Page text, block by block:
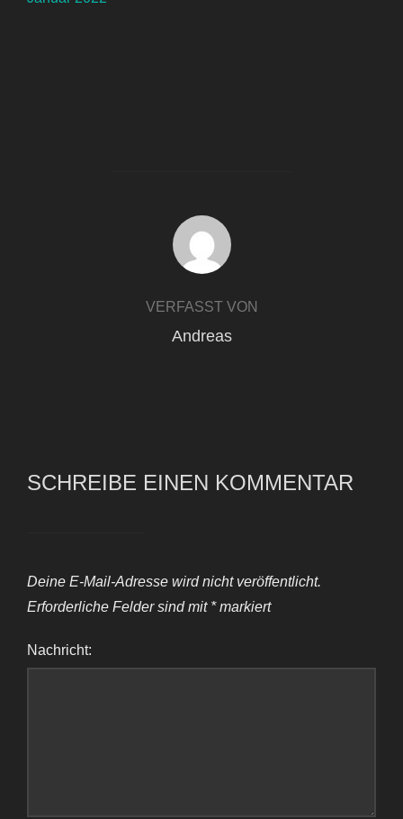
BEITRAGSAUTOR
VERFASST VON
Andreas
SCHREIBE EINEN KOMMENTAR
Deine E-Mail-Adresse wird nicht veröffentlicht.
Erforderliche Felder sind mit *markiert
Nachricht: